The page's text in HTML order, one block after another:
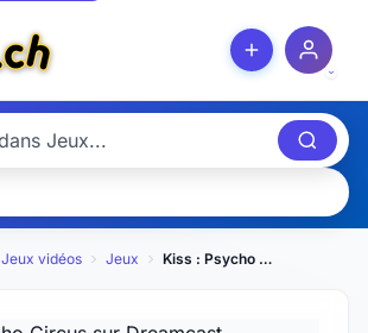
Jeux vidéos Jeux Kiss : Psycho Circus sur Dreamcast